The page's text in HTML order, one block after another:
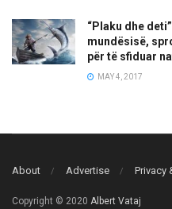
“Plaku dhe
mundësisë,
për të sfiduar
MAY 4, 2017
About Advertise Privacy
Copyright © 2020 Albert Vataj